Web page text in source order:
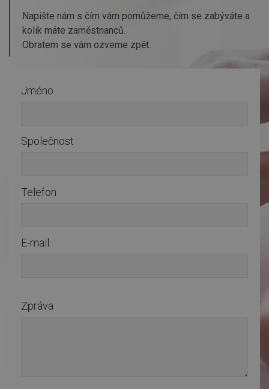
Napište nám s čím vám pomůžeme, čím se zabýváte a
kolik máte zaměstnanců.
Obratem se vám ozveme zpět.
Jméno
Společnost
Telefon
E-mail
Zpráva